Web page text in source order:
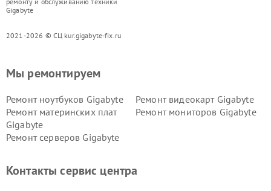
Gigabyte
2021-2026 © СЦ kur.gigabyte-fix.ru
Мы ремонтируем
Ремонт ноутбуков Gigabyte
Ремонт видеокарт Gigabyte
Ремонт материнских плат
Gigabyte
Ремонт мониторов Gigabyte
Ремонт серверов Gigabyte
Контакты сервис центра